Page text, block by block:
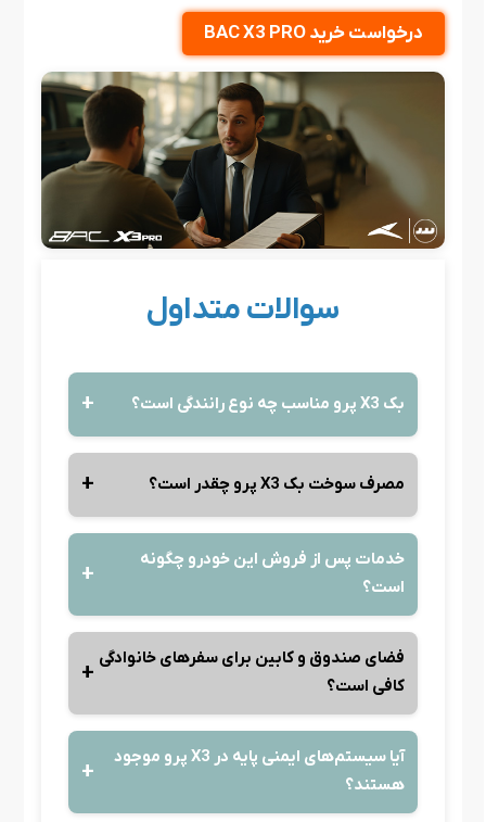
درخواست خرید BAC X3 PRO
سوالات متداول
بک X3 پرو مناسب چه نوع رانندگی است؟
مصرف سوخت بک X3 پرو چقدر است؟
خدمات پس از فروش این خودرو چگونه
است؟
فضای صندوق و کابین برای سفرهای خانوادگی
کافی است؟
آیا سیستم‌های ایمنی پایه در X3 پرو موجود
هستند؟